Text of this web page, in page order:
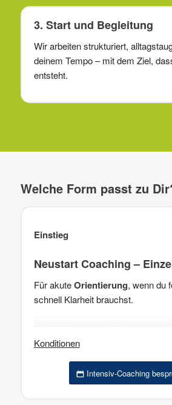
3. Start und Begleitung
Wir arbeiten strukturiert,
deinem Tempo – mit dem Ziel,
entsteht.
Welche Form passt zu
Einstieg
Neustart Coaching –
Für akuteOrientierung, wenn du
schnell Klarheit brauchst.
Konditionen
Intensiv-Coaching